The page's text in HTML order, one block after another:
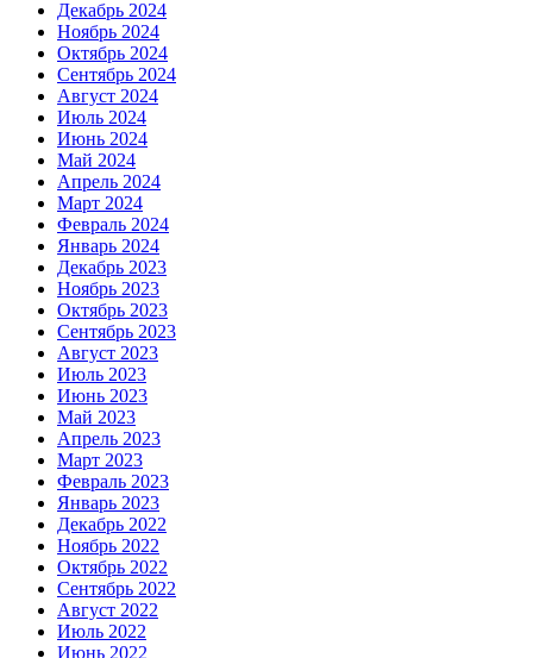
Декабрь 2024
Ноябрь 2024
Октябрь 2024
Сентябрь 2024
Август 2024
Июль 2024
Июнь 2024
Май 2024
Апрель 2024
Март 2024
Февраль 2024
Январь 2024
Декабрь 2023
Ноябрь 2023
Октябрь 2023
Сентябрь 2023
Август 2023
Июль 2023
Июнь 2023
Май 2023
Апрель 2023
Март 2023
Февраль 2023
Январь 2023
Декабрь 2022
Ноябрь 2022
Октябрь 2022
Сентябрь 2022
Август 2022
Июль 2022
Июнь 2022